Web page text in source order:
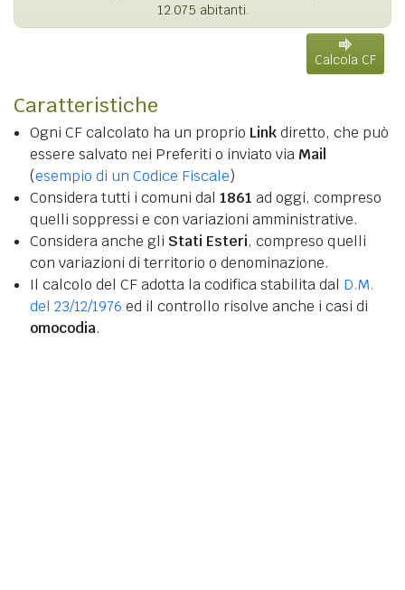
12.075 abitanti.
Calcola CF
Caratteristiche
Ogni CF calcolato ha un proprio Linkdiretto, che può
essere salvato nei Preferiti o inviato via Mail
(esempio di un Codice Fiscale)
Considera tutti i comuni dal 1861 ad oggi, compreso
quelli soppressi e con variazioni amministrative.
Considera anche gli Stati Esteri, compreso quelli
con variazioni di territorio o denominazione.
Il calcolo del CF adotta la codifica stabilita dal D.M.
del 23/12/1976 ed il controllo risolve anche i casi di
omocodia.